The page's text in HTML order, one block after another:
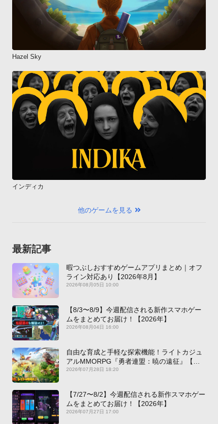
Hazel Sky
インディカ
他のゲームを見る
最新記事
暇つぶしおすすめゲームアプリまとめ｜オフ
ライン対応あり【2026年8月】
2026年08月05日 10:00
【8/3〜8/9】今週配信される新作スマホゲー
ムをまとめてお届け！【2026年】
2026年08月04日 16:00
自由な育成と手軽な探索機能！ライトカジュ
アルMMORPG『勇者連盟：暁の遠征』【最
新作PICKUP】
2026年07月28日 18:20
【7/27〜8/2】今週配信される新作スマホゲー
ムをまとめてお届け！【2026年】
2026年07月27日 17:00